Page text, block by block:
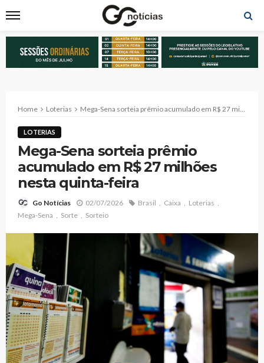
Home Loterias Mega-Sena sorteia prêmio acumulado em R$ 27 milhões nesta quinta-feira
LOTERIAS
Mega-Sena sorteia prêmio
acumulado em R$ 27 milhões
nesta quinta-feira
Go Notícias 02/07/2026 Brasil Caixa
Loterias
Mega-Sena
Sorte Sorteio